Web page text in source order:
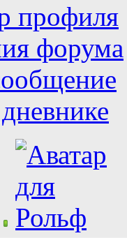
профиля
форума